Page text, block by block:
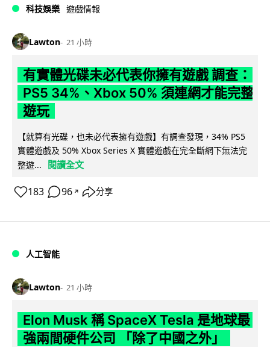
科技娛樂 遊戲情報
Lawton 21 小時
有實體光碟未必代表你擁有遊戲 調查：
PS5 34%、Xbox 50% 須連網才能完整
遊玩
【就算有光碟，也未必代表擁有遊戲】有調查發現，34% PS5
實體遊戲及 50% Xbox Series X 實體遊戲在完全斷網下無法完
整遊...
閱讀全文
183 96 ↗ 分享
人工智能
Lawton 21 小時
Elon Musk 稱 SpaceX Tesla 是地球最
強兩間硬件公司 「除了中國之外」